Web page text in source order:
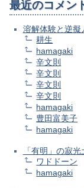
最近のコメン
溶解体験と逆擬
耕生
hamagaki
辛文則
辛文則
辛文則
辛文則
hamagaki
豊田富美子
hamagaki
「有明」の寂光
ワドドーン
hamagaki